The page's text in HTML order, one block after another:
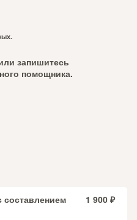
запишитесь
помощника.
составлением
1 900 ₽